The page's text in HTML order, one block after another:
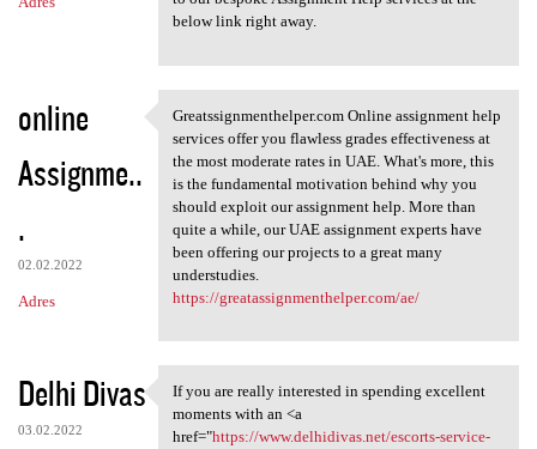
below link right away.
online
Assignme..
.
02.02.2022
Adres
Greatssignmenthelper.com
Greatssignmenthelper.com Online assignment help
services offer you flawless grades effectiveness at
the most moderate rates in UAE. What's more, this
is the fundamental motivation behind why you
should exploit our assignment help. More than
quite a while, our UAE assignment experts have
been offering our projects to a great many
understudies.
https://greatassignmenthelper.com/ae/
Delhi Divas
03.02.2022
If you are really interested
If you are really interested in spending excellent
moments with an <a
href="https://www.delhidivas.net/escorts-service-